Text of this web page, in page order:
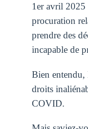
1er avril 2025
procuration
prendre des
incapable de
Bien entendu,
droits
COVID.